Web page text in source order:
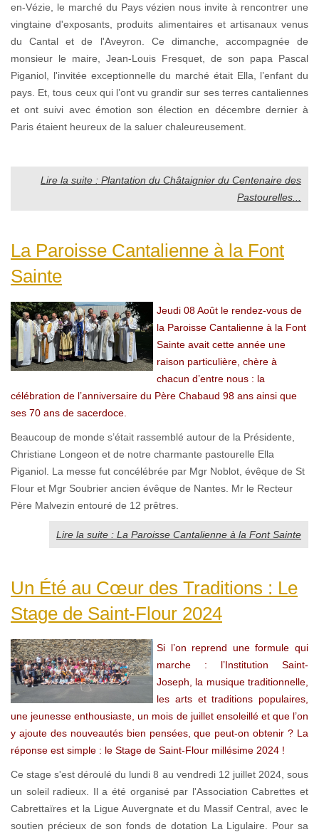
en-Vézie, le marché du Pays vézien nous invite à rencontrer une
vingtaine d'exposants, produits alimentaires et artisanaux venus
du Cantal et de l'Aveyron. Ce dimanche, accompagnée de
monsieur le maire, Jean-Louis Fresquet, de son papa Pascal
Piganiol, l'invitée exceptionnelle du marché était Ella, l’enfant du
pays. Et, tous ceux qui l’ont vu grandir sur ses terres cantaliennes
et ont suivi avec émotion son élection en décembre dernier à
Paris étaient heureux de la saluer chaleureusement.
Lire la suite : Plantation du Châtaignier du Centenaire des
Pastourelles...
La Paroisse Cantalienne à la Font
Sainte
Jeudi 08 Août le rendez-vous de
la Paroisse Cantalienne à la Font
Sainte avait cette année une
raison particulière, chère à
chacun d’entre nous : la
célébration de l’anniversaire du Père Chabaud 98 ans ainsi que
ses 70 ans de sacerdoce.
Beaucoup de monde s’était rassemblé autour de la Présidente,
Christiane Longeon et de notre charmante pastourelle Ella
Piganiol. La messe fut concélébrée par Mgr Noblot, évêque de St
Flour et Mgr Soubrier ancien évêque de Nantes. Mr le Recteur
Père Malvezin entouré de 12 prêtres.
Lire la suite : La Paroisse Cantalienne à la Font Sainte
Un Été au Cœur des Traditions : Le
Stage de Saint-Flour 2024
Si l’on reprend une formule qui
marche : l’Institution Saint-
Joseph, la musique traditionnelle,
les arts et traditions populaires,
une jeunesse enthousiaste, un mois de juillet ensoleillé et que l’on
y ajoute des nouveautés bien pensées, que peut-on obtenir ? La
réponse est simple : le Stage de Saint-Flour millésime 2024 !
Ce stage s'est déroulé du lundi 8 au vendredi 12 juillet 2024, sous
un soleil radieux. Il a été organisé par l'Association Cabrettes et
Cabrettaïres et la Ligue Auvergnate et du Massif Central, avec le
soutien précieux de son fonds de dotation La Ligulaire. Pour sa